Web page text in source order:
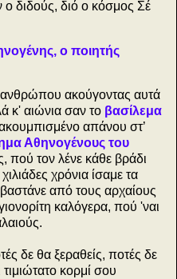
ο διδούς, διό ο κόσμος Σέ
ο ποιητής
ανθρώπου ακούγοντας αυτά
κ' αιώνια σαν το βασίλεμα
απάνου στ’
Αθηνογένους του
πού τον λένε κάθε βράδι
χρόνια ίσαμε τα
από τους αρχαίους
καλόγερα, πού 'ναι
δε θα ξεραθείς, ποτές δε
κορμί σου